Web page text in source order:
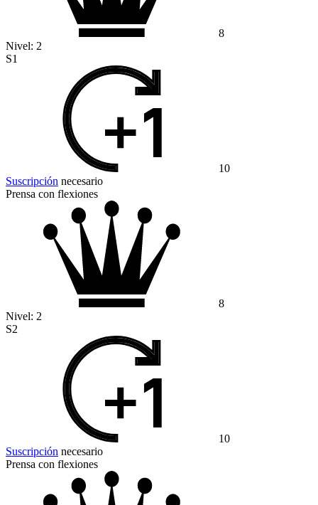
8
Nivel: 2
S1
10
Suscripción necesario
Prensa con flexiones
8
Nivel: 2
S2
10
Suscripción necesario
Prensa con flexiones